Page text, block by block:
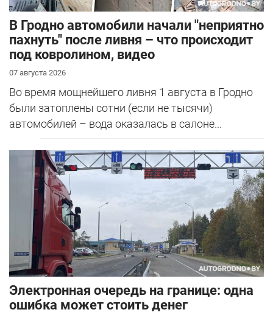
В Гродно автомобили начали "неприятно
пахнуть" после ливня – что происходит
под ковролином, видео
07 августа 2026
Во время мощнейшего ливня 1 августа в Гродно
были затоплены сотни (если не тысячи)
автомобилей – вода оказалась в салоне...
Электронная очередь на границе: одна
ошибка может стоить денег